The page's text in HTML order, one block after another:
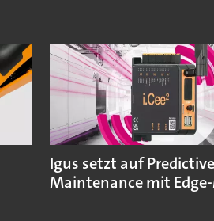
Igus setzt auf Predictive
Maintenance mit